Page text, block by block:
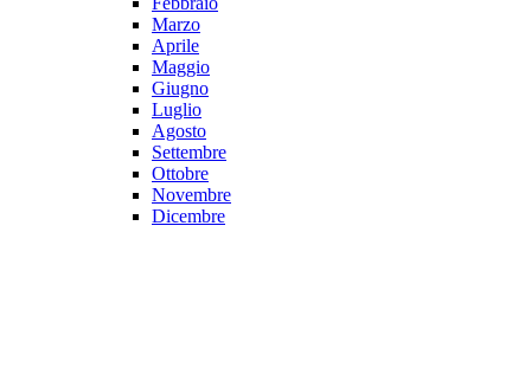
Marzo
Aprile
Maggio
Giugno
Luglio
Agosto
Settembre
Ottobre
Novembre
Dicembre